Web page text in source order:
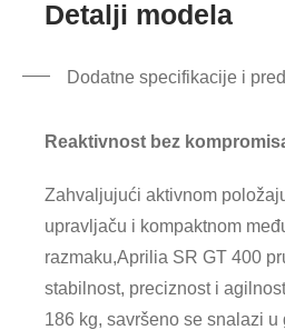
Detalji modela
Dodatne specifikacije i
Reaktivnost bez
Zahvaljujući aktivnom
upravljaču i kompaktnom
razmaku,Aprilia SR GT 400
stabilnost, preciznost i
186 kg, savršeno se snalazi u